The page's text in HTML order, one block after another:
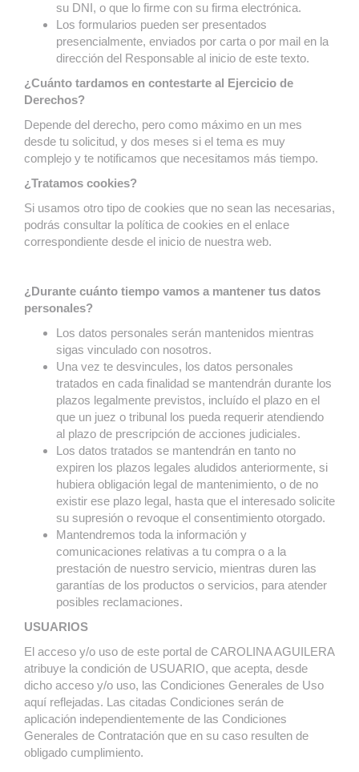
su DNI, o que lo firme con su firma electrónica.
Los formularios pueden ser presentados
presencialmente, enviados por carta o por mail en la
dirección del Responsable al inicio de este texto.
¿Cuánto tardamos en contestarte al Ejercicio de
Derechos?
Depende del derecho, pero como máximo en un mes
desde tu solicitud, y dos meses si el tema es muy
complejo y te notificamos que necesitamos más tiempo.
¿Tratamos cookies?
Si usamos otro tipo de cookies que no sean las necesarias,
podrás consultar la política de cookies en el enlace
correspondiente desde el inicio de nuestra web.
¿Durante cuánto tiempo vamos a mantener tus datos
personales?
Los datos personales serán mantenidos mientras
sigas vinculado con nosotros.
Una vez te desvincules, los datos personales
tratados en cada finalidad se mantendrán durante los
plazos legalmente previstos, incluído el plazo en el
que un juez o tribunal los pueda requerir atendiendo
al plazo de prescripción de acciones judiciales.
Los datos tratados se mantendrán en tanto no
expiren los plazos legales aludidos anteriormente, si
hubiera obligación legal de mantenimiento, o de no
existir ese plazo legal, hasta que el interesado solicite
su supresión o revoque el consentimiento otorgado.
Mantendremos toda la información y
comunicaciones relativas a tu compra o a la
prestación de nuestro servicio, mientras duren las
garantías de los productos o servicios, para atender
posibles reclamaciones.
USUARIOS
El acceso y/o uso de este portal de CAROLINA AGUILERA
atribuye la condición de USUARIO, que acepta, desde
dicho acceso y/o uso, las Condiciones Generales de Uso
aquí reflejadas. Las citadas Condiciones serán de
aplicación independientemente de las Condiciones
Generales de Contratación que en su caso resulten de
obligado cumplimiento.